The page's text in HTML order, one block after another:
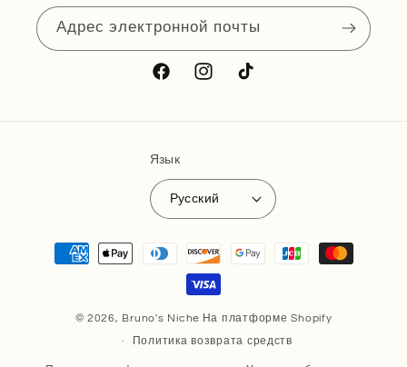
Адрес электронной почты
FacebookInstagramTikTok
Язык
Русский
Способы
оплаты
© 2026, Bruno's Niche На платформе Shopify
Политика возврата средств